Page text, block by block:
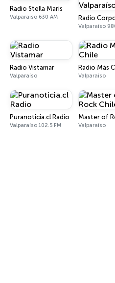
Radio Stella Maris
Valparaíso 630 AM Radio
Valparaíso
Radio Vistamar
Valparaíso
Radio Más
Valparaíso
Puranoticia.cl Radio
Valparaíso 102.5 FM
Master of
Valparaíso